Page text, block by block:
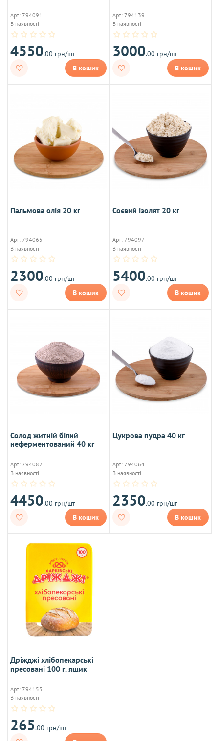
Арт: 794091
В наявності
4550.00 грн/шт
В кошик
Арт: 794139
В наявності
3000.00 грн/шт
В кошик
Пальмова олія 20 кг
Арт: 794065
В наявності
2300.00 грн/шт
В кошик
Соєвий ізолят 20 кг
Арт: 794097
В наявності
5400.00 грн/шт
В кошик
Солод житній білий
неферментований 40 кг
Арт: 794082
В наявності
4450.00 грн/шт
В кошик
Цукрова пудра 40 кг
Арт: 794064
В наявності
2350.00 грн/шт
В кошик
Дріжджі хлібопекарські
пресовані 100 г, ящик
Арт: 794153
В наявності
265.00 грн/шт